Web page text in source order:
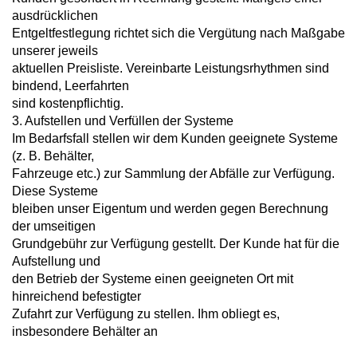
ausdrücklichen
Entgeltfestlegung richtet sich die Vergütung nach Maßgabe
unserer jeweils
aktuellen Preisliste. Vereinbarte Leistungsrhythmen sind
bindend, Leerfahrten
sind kostenpflichtig.
3. Aufstellen und Verfüllen der Systeme
Im Bedarfsfall stellen wir dem Kunden geeignete Systeme
(z. B. Behälter,
Fahrzeuge etc.) zur Sammlung der Abfälle zur Verfügung.
Diese Systeme
bleiben unser Eigentum und werden gegen Berechnung
der umseitigen
Grundgebühr zur Verfügung gestellt. Der Kunde hat für die
Aufstellung und
den Betrieb der Systeme einen geeigneten Ort mit
hinreichend befestigter
Zufahrt zur Verfügung zu stellen. Ihm obliegt es,
insbesondere Behälter an